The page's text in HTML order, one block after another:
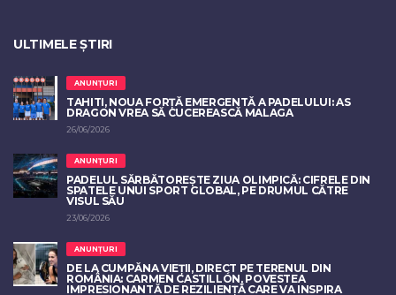
ULTIMELE ȘTIRI
ANUNȚURI
TAHITI, NOUA FORȚĂ EMERGENTĂ A PADELULUI: AS
DRAGON VREA SĂ CUCEREASCĂ MALAGA
26/06/2026
ANUNȚURI
PADELUL SĂRBĂTOREȘTE ZIUA OLIMPICĂ: CIFRELE DIN
SPATELE UNUI SPORT GLOBAL, PE DRUMUL CĂTRE
VISUL SĂU
23/06/2026
ANUNȚURI
DE LA CUMPĂNA VIEȚII, DIRECT PE TERENUL DIN
ROMÂNIA: CARMEN CASTILLÓN, POVESTEA
IMPRESIONANTĂ DE REZILIENȚĂ CARE VA INSPIRA